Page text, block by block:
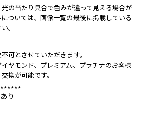
の当たり具合で色みが違って見える場合が
ついては、画像一覧の最後に掲載している
。
可とさせていただきます。
ヤモンド、プレミアム、プラチナのお客様
換が可能です。
り